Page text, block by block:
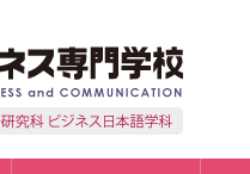
学校